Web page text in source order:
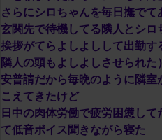
さらにシロちゃんを毎日撫で
玄関先で待機してる隣人とシロ
挨拶がてらよしよしして出勤
隣人の頭もよしよしさせられた）
安普請だから毎晩のように隣室
こえてきたけど
日中の肉体労働で疲労困憊し
て低音ボイス聞きながら寝た